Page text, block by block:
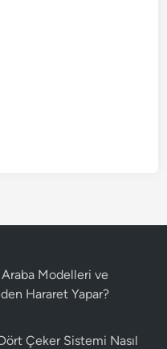
Modelleri ve
Hararet Yapar?
Çeker Sistemi Nasıl